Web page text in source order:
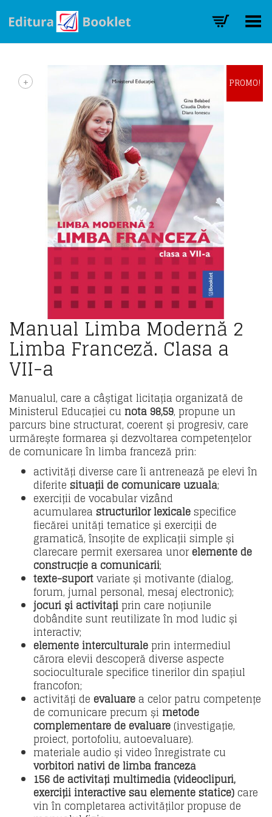
Toggle Menu
PROMO!
+
Manual Limba Modernă 2
Limba Franceză. Clasa a
VII-a
Manualul, care a câștigat licitația organizată de
Ministerul Educației cu nota 98,59, propune un
parcurs bine structurat, coerent și progresiv, care
urmărește formarea și dezvoltarea competențelor
de comunicare în limba franceză prin:
activități diverse care îi antrenează pe elevi în
diferite situații de comunicare uzuală;
exerciții de vocabular vizând
acumularea structurilor lexicalespecifice
fiecărei unități tematice și exerciții de
gramatică, însoțite de explicații simple și
clarecare permit exersarea unorelemente de
construcție a comunicării;
texte-suportvariate și motivante (dialog,
forum, jurnal personal, mesaj electronic);
jocuri și activitățiprin care noțiunile
dobândite sunt reutilizate în mod ludic și
interactiv;
elemente interculturaleprin intermediul
cărora elevii descoperă diverse aspecte
socioculturale specifice tinerilor din spațiul
francofon;
activități de evaluare a celor patru competențe
de comunicare precum și metode
complementare de evaluare(investigație,
proiect, portofoliu, autoevaluare).
materiale audio și video înregistrate cu
vorbitori nativi de limba franceză
156de activități multimedia (videoclipuri,
exerciții interactive sau elemente statice)care
vin în completarea activităților propuse de